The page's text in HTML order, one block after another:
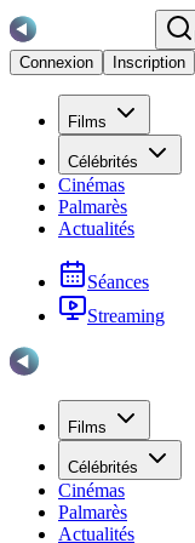
Connexion
Inscription
Films
Célébrités
Cinémas
Palmarès
Actualités
Séances
Streaming
Films
Célébrités
Cinémas
Palmarès
Actualités